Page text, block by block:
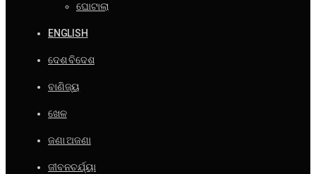
ଘୋଟାଲା
ENGLISH
ଦେଶ ବିଦେଶ
ବାଣିଜ୍ୟ
ଖେଳ
ଜଣା ଅଜଣା
ଜୀବନଚର୍ଯ୍ୟା